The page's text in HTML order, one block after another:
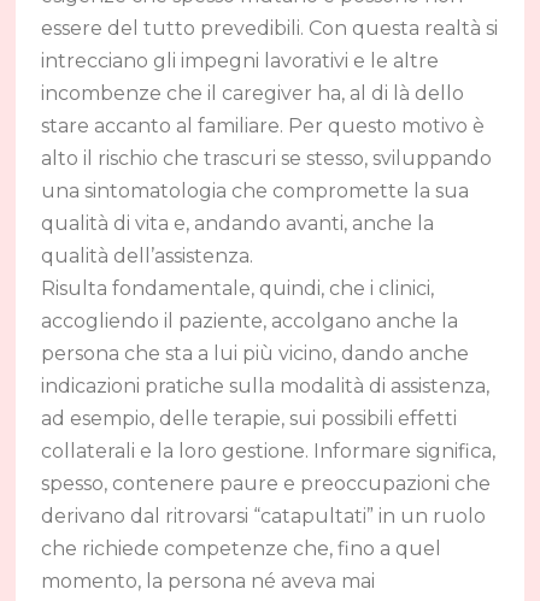
essere del tutto prevedibili. Con questa realtà si
intrecciano gli impegni lavorativi e le altre
incombenze che il caregiver ha, al di là dello
stare accanto al familiare. Per questo motivo è
alto il rischio che trascuri se stesso, sviluppando
una sintomatologia che compromette la sua
qualità di vita e, andando avanti, anche la
qualità dell’assistenza.
Risulta fondamentale, quindi, che i clinici,
accogliendo il paziente, accolgano anche la
persona che sta a lui più vicino, dando anche
indicazioni pratiche sulla modalità di assistenza,
ad esempio, delle terapie, sui possibili effetti
collaterali e la loro gestione. Informare significa,
spesso, contenere paure e preoccupazioni che
derivano dal ritrovarsi “catapultati” in un ruolo
che richiede competenze che, fino a quel
momento, la persona né aveva mai